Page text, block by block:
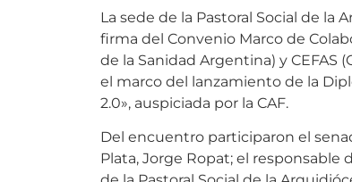
La sede de la Pastoral Social de la
firma del Convenio Marco de
de la Sanidad Argentina) y CEFAS
el marco del lanzamiento de la
2.0», auspiciada por la CAF.
Del encuentro participaron el
Plata, Jorge Ropat; el responsable
de la Pastoral Social de la